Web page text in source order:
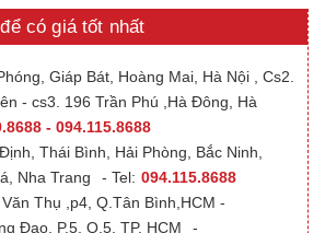
có giá tốt nhất
Giáp Bát, Hoàng Mai, Hà Nội , Cs2.
- cs3. 196 Trần Phú ,Hà Đông, Hà
- 094.115.8688
Thái Bình, Hải Phòng, Bắc Ninh,
Nha Trang
- Tel: 094.115.8688
Thụ ,p4, Q.Tân Bình,HCM -
Đạo, P.5, Q.5, TP. HCM
-